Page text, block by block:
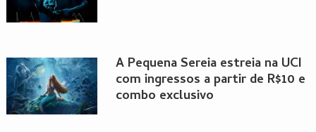
A Pequena Sereia estreia na UCI
com ingressos a partir de R$10 e
combo exclusivo